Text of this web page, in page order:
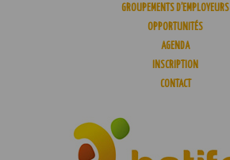
GROUPEMENTS D’EMPLOYEURS
OPPORTUNITÉS
AGENDA
INSCRIPTION
CONTACT